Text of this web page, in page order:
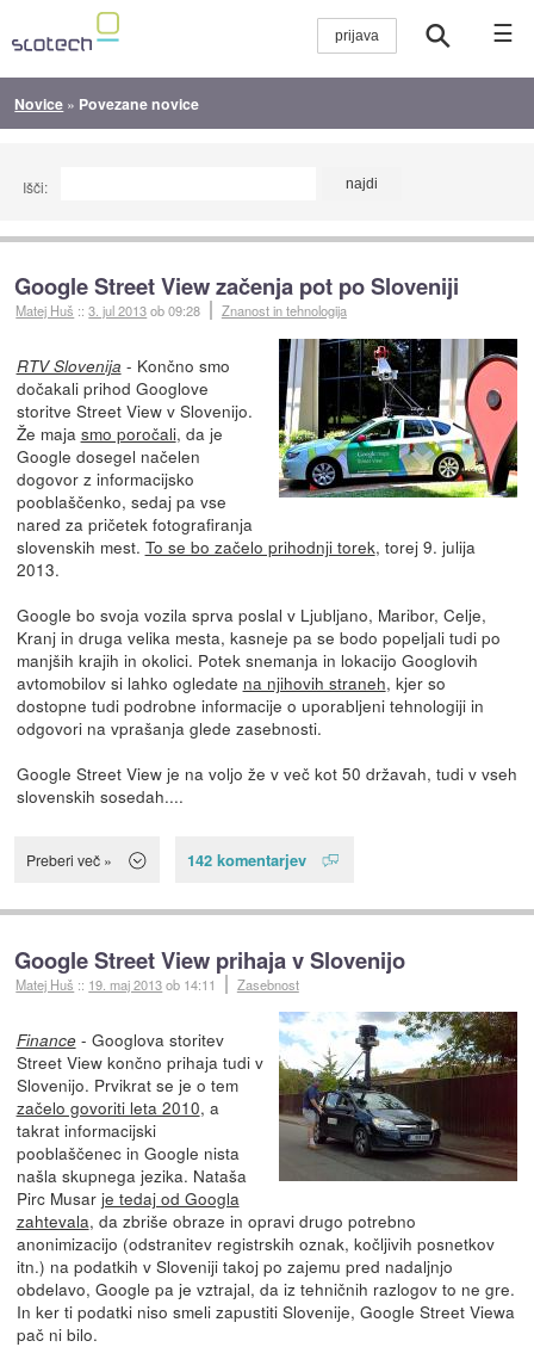
☰
Novice » Povezane novice
Išči:
Google Street View začenja pot po Sloveniji
Matej Huš ::3. jul 2013ob 09:28 Znanost in tehnologija
RTV Slovenija - Končno smo
dočakali prihod Googlove
storitve Street View v Slovenijo.
Že maja smo poročali, da je
Google dosegel načelen
dogovor z informacijsko
pooblaščenko, sedaj pa vse
nared za pričetek fotografiranja
slovenskih mest. To se bo začelo prihodnji torek, torej 9. julija
2013.
Google bo svoja vozila sprva poslal v Ljubljano, Maribor, Celje,
Kranj in druga velika mesta, kasneje pa se bodo popeljali tudi po
manjših krajih in okolici. Potek snemanja in lokacijo Googlovih
avtomobilov si lahko ogledate na njihovih straneh, kjer so
dostopne tudi podrobne informacije o uporabljeni tehnologiji in
odgovori na vprašanja glede zasebnosti.
Google Street View je na voljo že v več kot 50 državah, tudi v vseh
slovenskih sosedah....
Preberi več » 142 komentarjev
Google Street View prihaja v Slovenijo
Matej Huš :: 19. maj 2013ob 14:11 Zasebnost
Finance- Googlova storitev
Street View končno prihaja tudi v
Slovenijo. Prvikrat se je o tem
začelo govoriti leta 2010, a
takrat informacijski
pooblaščenec in Google nista
našla skupnega jezika. Nataša
Pirc Musar je tedaj od Googla
zahtevala, da zbriše obraze in opravi drugo potrebno
anonimizacijo (odstranitev registrskih oznak, kočljivih posnetkov
itn.) na podatkih v Sloveniji takoj po zajemu pred nadaljnjo
obdelavo, Google pa je vztrajal, da iz tehničnih razlogov to ne gre.
In ker ti podatki niso smeli zapustiti Slovenije, Google Street Viewa
pač ni bilo.